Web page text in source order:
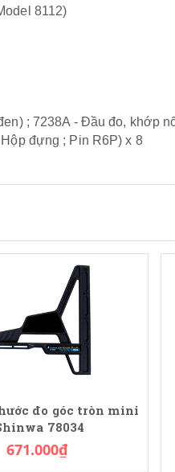
8112)
; 7238A - Đầu đo, khớp
đựng ; Pin R6P) x 8
đo góc tròn mini
78034
671.000₫